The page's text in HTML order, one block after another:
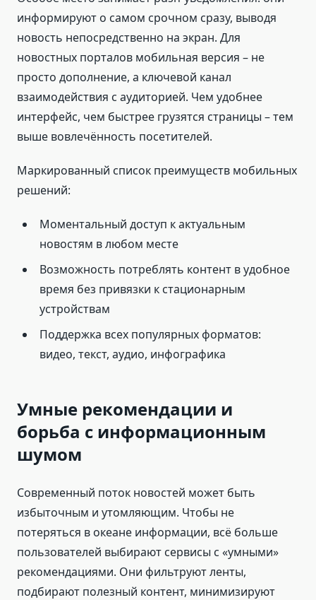
информируют о самом срочном сразу, выводя
новость непосредственно на экран. Для
новостных порталов мобильная версия – не
просто дополнение, а ключевой канал
взаимодействия с аудиторией. Чем удобнее
интерфейс, чем быстрее грузятся страницы – тем
выше вовлечённость посетителей.
Маркированный список преимуществ мобильных
решений:
Моментальный доступ к актуальным
новостям в любом месте
Возможность потреблять контент в удобное
время без привязки к стационарным
устройствам
Поддержка всех популярных форматов:
видео, текст, аудио, инфографика
Умные рекомендации и
борьба с информационным
шумом
Современный поток новостей может быть
избыточным и утомляющим. Чтобы не
потеряться в океане информации, всё больше
пользователей выбирают сервисы с «умными»
рекомендациями. Они фильтруют ленты,
подбирают полезный контент, минимизируют